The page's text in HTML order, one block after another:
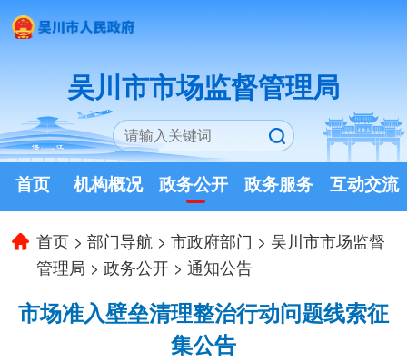
吴川市市场监督管理局
首页 机构概况 政务公开 政务服务 互动交流
首页 >部门导航 >市政府部门 > 吴川市市场监督
管理局 >政务公开 >通知公告
市场准入壁垒清理整治行动问题线索征
集公告